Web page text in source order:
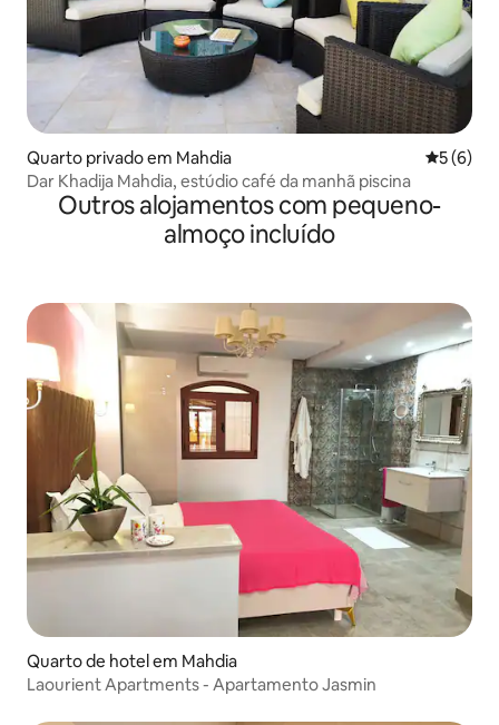
Quarto privado em Mahdia
5 (6)
Dar Khadija Mahdia, estúdio café da manhã piscina
Outros alojamentos com pequeno-
almoço incluído
Quarto de hotel em Mahdia
Laourient Apartments - Apartamento Jasmin